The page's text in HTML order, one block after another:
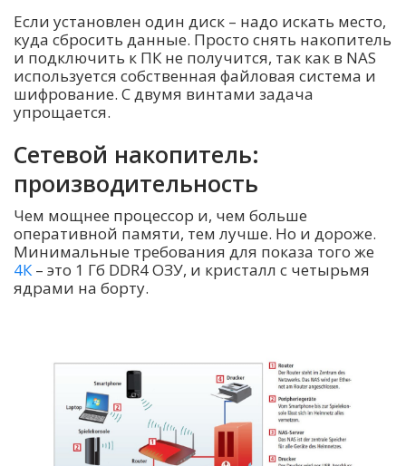
Если установлен один диск – надо искать место,
куда сбросить данные. Просто снять накопитель
и подключить к ПК не получится, так как в NAS
используется собственная файловая система и
шифрование. С двумя винтами задача
упрощается.
Сетевой накопитель:
производительность
Чем мощнее процессор и, чем больше
оперативной памяти, тем лучше. Но и дороже.
Минимальные требования для показа того же
4К – это 1 Гб DDR4 ОЗУ, и кристалл с четырьмя
ядрами на борту.